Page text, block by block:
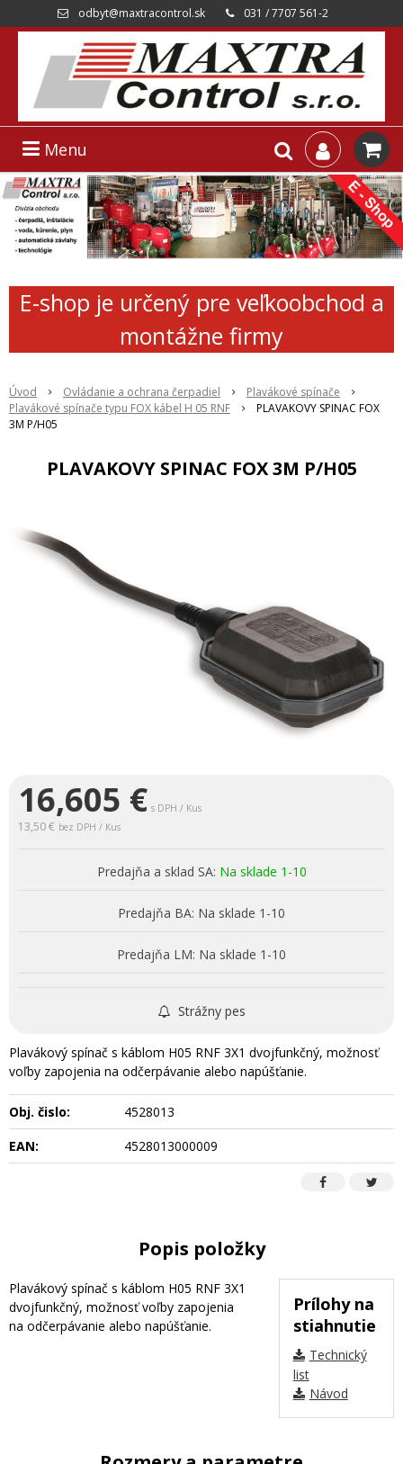
odbyt@maxtracontrol.sk 031 / 7707 561-2
Menu
E-shop je určený pre veľkoobchod a
montážne firmy
Úvod Ovládanie a ochrana čerpadiel
Plavákové spínače
Plavákové spínače typu FOX kábel H 05 RNF
PLAVAKOVY SPINAC FOX
3M P/H05
PLAVAKOVY SPINAC FOX 3M P/H05
16,605 € s DPH / Kus
13,50 € bez DPH / Kus
Predajňa a sklad SA: Na sklade 1-10
Predajňa BA: Na sklade 1-10
Predajňa LM: Na sklade 1-10
Strážny pes
Plavákový spínač s káblom H05 RNF 3X1 dvojfunkčný, možnosť
voľby zapojenia na odčerpávanie alebo napúšťanie.
Obj. čislo:
4528013
EAN:
4528013000009
Popis položky
Prílohy na
stiahnutie
Technický
list
Návod
Plavákový spínač s káblom H05 RNF 3X1
dvojfunkčný, možnosť voľby zapojenia
na odčerpávanie alebo napúšťanie.